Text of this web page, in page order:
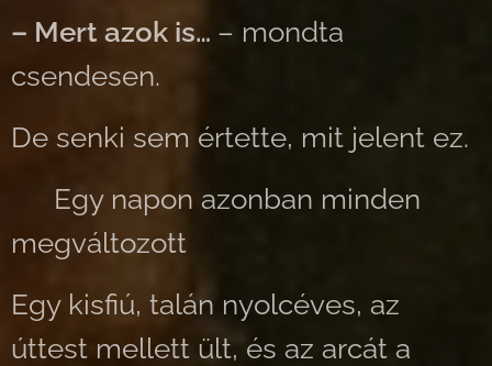
– Mert azok is… – mondta
csendesen.
De senki sem értette, mit jelent ez.
🌿 Egy napon azonban minden
megváltozott
Egy kisfiú, talán nyolcéves, az
úttest mellett ült, és az arcát a